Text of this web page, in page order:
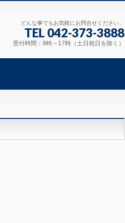
どんな事でもお気軽にお問合せください。
TEL 042-373-3888
受付時間：9時～17時（土日祝日を除く）